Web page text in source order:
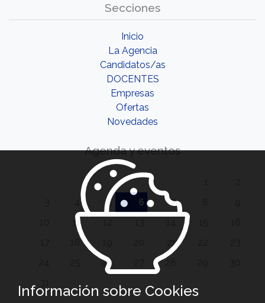
Secciones
Inicio
La Agencia
Candidatos/as
DOCENTES
Empresas
Ofertas
Novedades
Agenda y eventos
5 6 7
11
21
26 28
Información sobre Cookies